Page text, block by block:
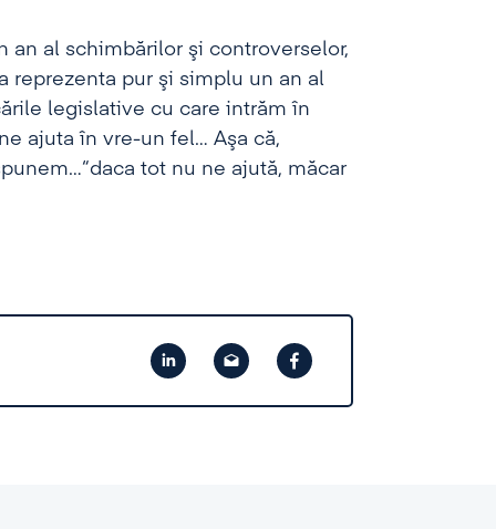
an al schimbărilor şi controverselor,
reprezenta pur şi simplu un an al
legislative cu care intrăm în
ajuta în vre-un fel… Aşa că,
tot nu ne ajută, măcar